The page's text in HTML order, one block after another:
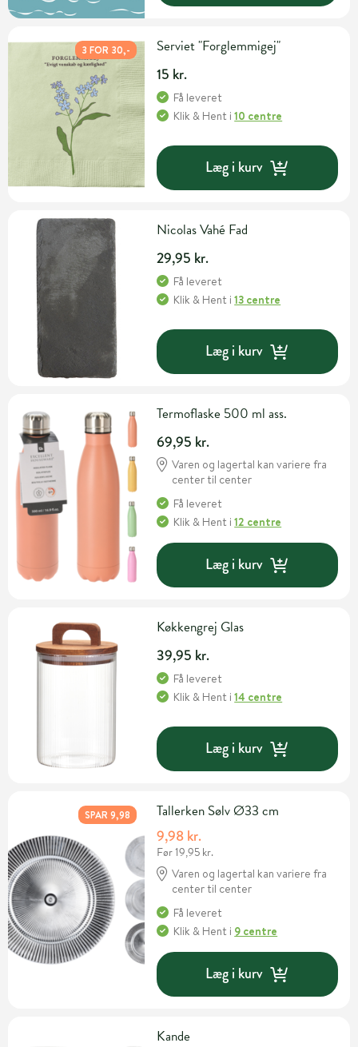
3 FOR 30,- Serviet "Forglemmigej"
15 kr.
Få leveret
Klik & Hent i10 centre
Læg i kurv
Nicolas Vahé Fad
29,95 kr.
Få leveret
Klik & Hent i13 centre
Læg i kurv
Termoflaske 500 ml ass.
69,95 kr.
Varen og lagertal kan variere fra
center til center
Få leveret
Klik & Hent i12 centre
Læg i kurv
Køkkengrej Glas
39,95 kr.
Få leveret
Klik & Hent i14 centre
Læg i kurv
SPAR 9,98 Tallerken Sølv Ø33 cm
9,98 kr.
Før 19,95 kr.
Varen og lagertal kan variere fra
center til center
Få leveret
Klik & Hent i 9 centre
Læg i kurv
Kande